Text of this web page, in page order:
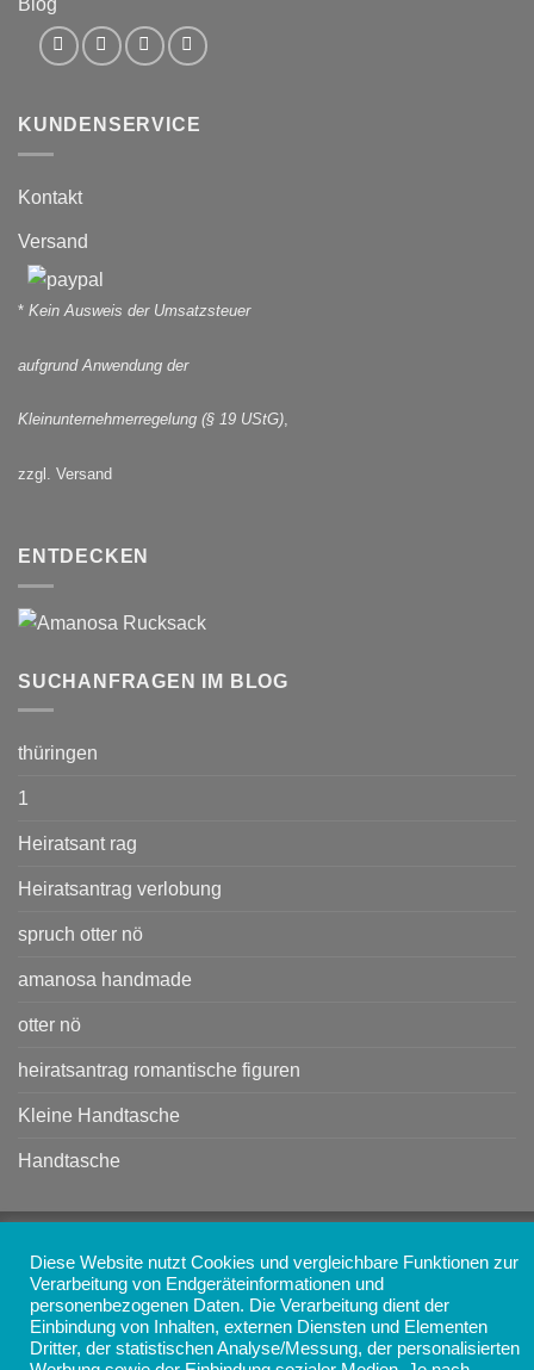
KUNDENSERVICE
Kontakt
Versand
* Kein Ausweis der Umsatzsteuer
aufgrund Anwendung der
Kleinunternehmerregelung (§ 19 UStG),
zzgl. Versand
ENTDECKEN
SUCHANFRAGEN IM BLOG
thüringen
1
Heiratsant rag
Heiratsantrag verlobung
spruch otter nö
amanosa handmade
otter nö
heiratsantrag romantische figuren
Kleine Handtasche
Handtasche
Accessoires und Geschenke online kaufen
Diese Website nutzt Cookies und vergleichbare Funktionen zur
Verarbeitung von Endgeräteinformationen und
personenbezogenen Daten. Die Verarbeitung dient der
Einbindung von Inhalten, externen Diensten und Elementen
Dritter, der statistischen Analyse/Messung, der personalisierten